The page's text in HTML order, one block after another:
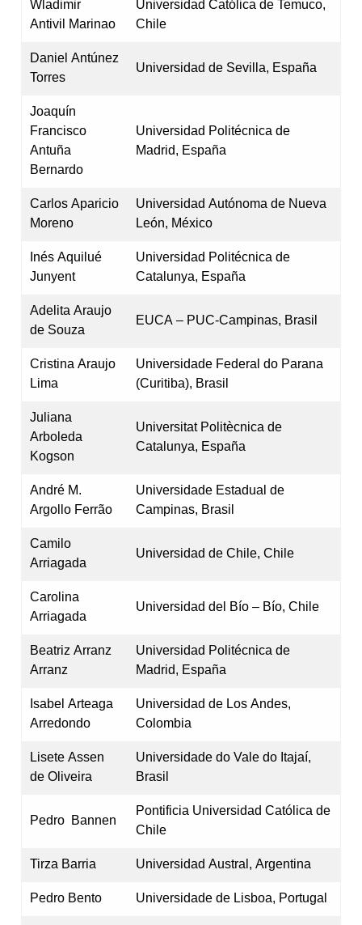
Wladimir
Antivil Marinao
Universidad Católica de Temuco,
Chile
Daniel Antúnez
Torres
Universidad de Sevilla, España
Joaquín
Francisco
Antuña
Bernardo
Universidad Politécnica de
Madrid, España
Carlos Aparicio
Moreno
Universidad Autónoma de Nueva
León, México
Inés Aquilué
Junyent
Universidad Politécnica de
Catalunya, España
Adelita Araujo
de Souza
EUCA – PUC-Campinas, Brasil
Cristina Araujo
Lima
Universidade Federal do Parana
(Curitiba), Brasil
Juliana
Arboleda
Kogson
Universitat Politècnica de
Catalunya, España
André M.
Argollo Ferrão
Universidade Estadual de
Campinas, Brasil
Camilo
Arriagada
Universidad de Chile, Chile
Carolina
Arriagada
Universidad del Bío – Bío, Chile
Beatriz Arranz
Arranz
Universidad Politécnica de
Madrid, España
Isabel Arteaga
Arredondo
Universidad de Los Andes,
Colombia
Lisete Assen
de Oliveira
Universidade do Vale do Itajaí,
Brasil
Pedro Bannen
Pontificia Universidad Católica de
Chile
Tirza Barria Universidad Austral, Argentina
Pedro Bento Universidade de Lisboa, Portugal